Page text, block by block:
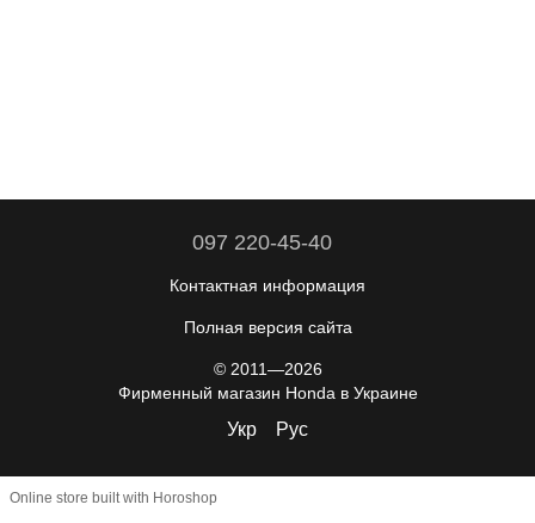
097 220-45-40
Контактная информация
Полная версия сайта
© 2011—2026
Фирменный магазин Honda в Украине
Укр Рус
Online store built with Horoshop